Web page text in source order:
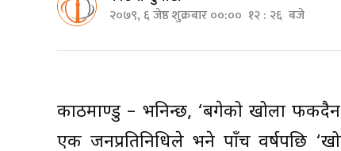
२०७९, ६ जेष्ठ शुक्रबार ००:०० १२ : २६ बजे
काठमाण्डु – भनिन्छ, ‘बगेको खोला
एक जनप्रतिनिधिले भने पाँच वर्षपछि